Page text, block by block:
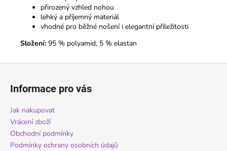
přirozený vzhled nohou
lehký a příjemný materiál
vhodné pro běžné nošení i elegantní příležitosti
Složení: 95 % polyamid, 5 % elastan
Informace pro vás
Jak nakupovat
Vrácení zboží
Obchodní podmínky
Podmínky ochrany osobních údajů